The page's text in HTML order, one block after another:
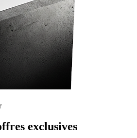
exclusives